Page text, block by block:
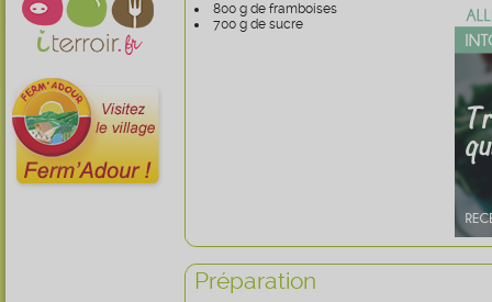
800 g de framboises
700 g de sucre
Préparation